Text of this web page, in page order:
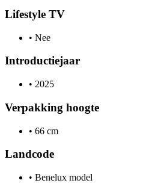
Lifestyle TV
• Nee
Introductiejaar
• 2025
Verpakking hoogte
• 66 cm
Landcode
• Benelux model